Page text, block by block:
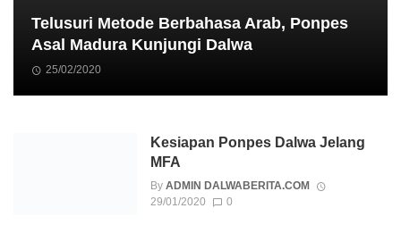
Telusuri Metode Berbahasa Arab, Ponpes
Asal Madura Kunjungi Dalwa
25/02/2020
Kesiapan Ponpes Dalwa Jelang
MFA
By ADMIN DALWABERITA.COM
29/01/2020
0